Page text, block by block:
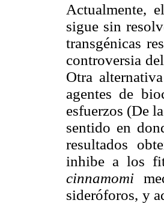
Actualmente,
sigue sin
transgénicas
controversia
Otra
agentes de
esfuerzos (De
sentido en
resultados
inhibe a los
cinnamomi
sideróforos, y